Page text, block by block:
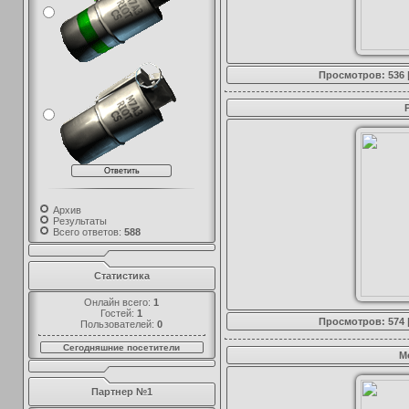
Архив
Результаты
Всего ответов: 588
Статистика
Онлайн всего: 1
Гостей: 1
Пользователей: 0
Сегодняшние посетители
Партнер №1
Просмотров:
Просмотров: